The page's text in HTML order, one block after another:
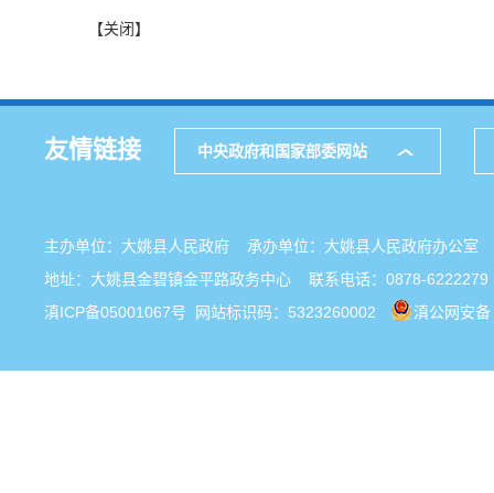
【关闭】
友情链接 中央政府和国家部委网站
主办单位：大姚县人民政府 承办单位：大姚县人民政府办公
地址：大姚县金碧镇金平路政务中心 联系电话：0878-6222279
滇ICP备05001067号 网站标识码：5323260002 滇公网安